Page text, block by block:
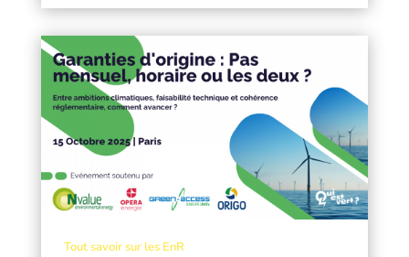
Tout savoir sur les EnR